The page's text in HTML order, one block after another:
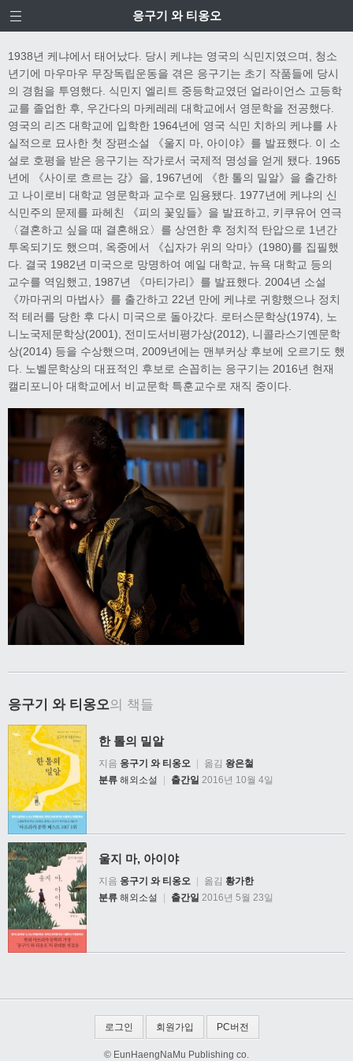
응구기 와 티옹오
1938년 케냐에서 태어났다. 당시 케냐는 영국의 식민지였으며, 청소
년기에 마우마우 무장독립운동을 겪은 응구기는 초기 작품들에 당시
의 경험을 투영했다. 식민지 엘리트 중등학교였던 얼라이언스 고등학
교를 졸업한 후, 우간다의 마케레레 대학교에서 영문학을 전공했다.
영국의 리즈 대학교에 입학한 1964년에 영국 식민 치하의 케냐를 사
실적으로 묘사한 첫 장편소설 《울지 마, 아이야》를 발표했다. 이 소
설로 호평을 받은 응구기는 작가로서 국제적 명성을 얻게 됐다. 1965
년에 《사이로 흐르는 강》을, 1967년에 《한 톨의 밀알》을 출간하
고 나이로비 대학교 영문학과 교수로 임용됐다. 1977년에 케냐의 신
식민주의 문제를 파헤친 《피의 꽃잎들》을 발표하고, 키쿠유어 연극
〈결혼하고 싶을 때 결혼해요〉를 상연한 후 정치적 탄압으로 1년간
투옥되기도 했으며, 옥중에서 《십자가 위의 악마》(1980)를 집필했
다. 결국 1982년 미국으로 망명하여 예일 대학교, 뉴욕 대학교 등의
교수를 역임했고, 1987년 《마티가리》를 발표했다. 2004년 소설
《까마귀의 마법사》를 출간하고 22년 만에 케냐로 귀향했으나 정치
적 테러를 당한 후 다시 미국으로 돌아갔다. 로터스문학상(1974), 노
니노국제문학상(2001), 전미도서비평가상(2012), 니콜라스기옌문학
상(2014) 등을 수상했으며, 2009년에는 맨부커상 후보에 오르기도 했
다. 노벨문학상의 대표적인 후보로 손꼽히는 응구기는 2016년 현재
캘리포니아 대학교에서 비교문학 특훈교수로 재직 중이다.
응구기 와 티옹오의 책들
한 톨의 밀알
지음 응구기 와 티옹오 옮김 왕은철
분류 해외소설 출간일 2016년 10월 4일
울지 마, 아이야
지음 응구기 와 티옹오 옮김 황가한
분류 해외소설 출간일 2016년 5월 23일
로그인 회원가입 PC버전
© EunHaengNaMu Publishing co.